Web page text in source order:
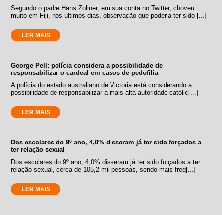
Segundo o padre Hans Zollner, em sua conta no Twitter, choveu
muito em Fiji, nos últimos dias, observação que poderia ter sido [...]
LER MAIS
George Pell: polícia considera a possibilidade de
responsabilizar o cardeal em casos de pedofilia
A polícia do estado australiano de Victoria está considerando a
possibilidade de responsabilizar a mais alta autoridade católic[...]
LER MAIS
Dos escolares do 9º ano, 4,0% disseram já ter sido forçados a
ter relação sexual
Dos escolares do 9º ano, 4,0% disseram já ter sido forçados a ter
relação sexual, cerca de 105,2 mil pessoas, sendo mais freq[...]
LER MAIS